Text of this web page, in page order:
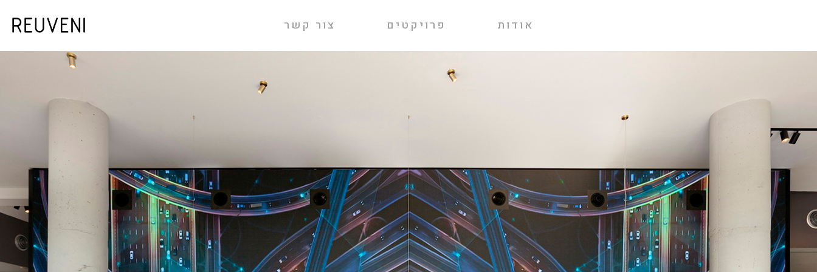
אודות פרויקטים צור קשר